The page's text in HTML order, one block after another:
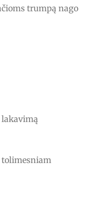
trumpą nago
tolimesniam